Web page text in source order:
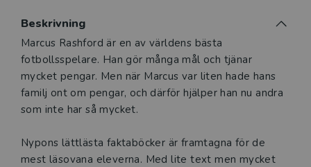
Beskrivning
Beskrivning
Marcus Rashford är en av världens bästa
fotbollsspelare. Han gör många mål och tjänar
mycket pengar. Men när Marcus var liten hade hans
familj ont om pengar, och därför hjälper han nu andra
som inte har så mycket.
Nypons lättlästa faktaböcker är framtagna för de
mest läsovana eleverna. Med lite text men mycket